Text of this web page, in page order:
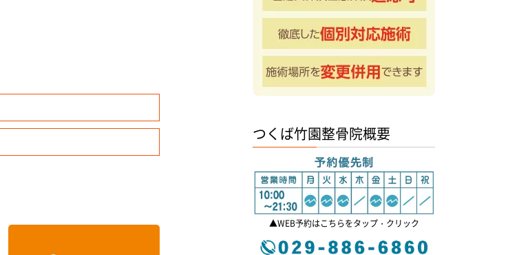
つくば竹園整骨院概要
▲WEB予約はこちらをタップ・クリック